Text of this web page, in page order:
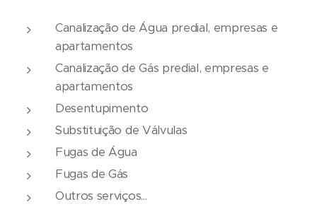
Canalização de Água predial, empresas e
apartamentos
Canalização de Gás predial, empresas e
apartamentos
Desentupimento
Substituição de Válvulas
Fugas de Água
Fugas de Gás
Outros serviços...